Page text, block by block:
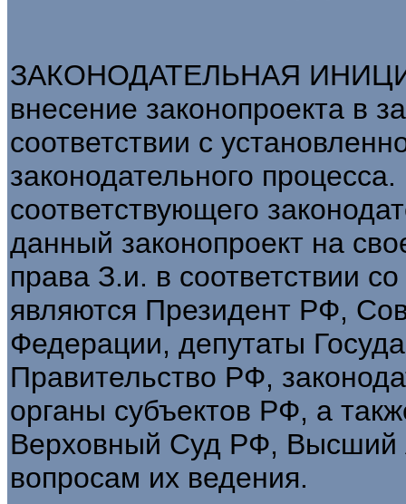
ЗАКОНОДАТЕЛЬНАЯ
внесение законопроекта в
соответствии с
законодательного
соответствующего
данный законопроект на
права З.и. в соответствии
являются Президент РФ,
Федерации, депутаты
Правительство РФ,
органы субъектов РФ, а
Верховный Суд РФ,
вопросам их ведения.